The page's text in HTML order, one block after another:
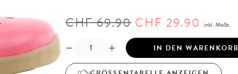
CHF69.90 CHF 29.90 inkl. MwSt.
IN DEN WARENKORB